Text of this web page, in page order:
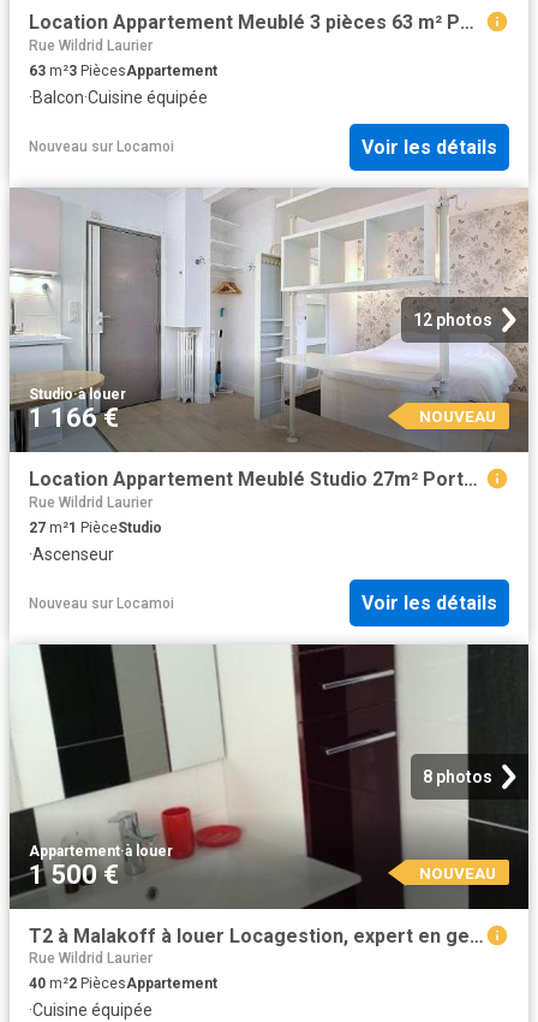
Location Appartement Meublé 3 pièces 63 m² Porte de Versailles Javel Convention 75015 Paris 215433
Rue Wildrid Laurier
63 m²3 PiècesAppartement
·Balcon·Cuisine équipée
Nouveau sur Locamoi Voir les détails
12 photos
Studio·à louer
1 166 € NOUVEAU
Location Appartement Meublé Studio 27m² Porte de Vanves Paris
Rue Wildrid Laurier
27 m²1 PièceStudio
·Ascenseur
Nouveau sur Locamoi Voir les détails
8 photos
Appartement·à louer
1 500 € NOUVEAU
T2 à Malakoff à louer Locagestion, expert en gestion locative
Rue Wildrid Laurier
40 m²2 PiècesAppartement
·Cuisine équipée